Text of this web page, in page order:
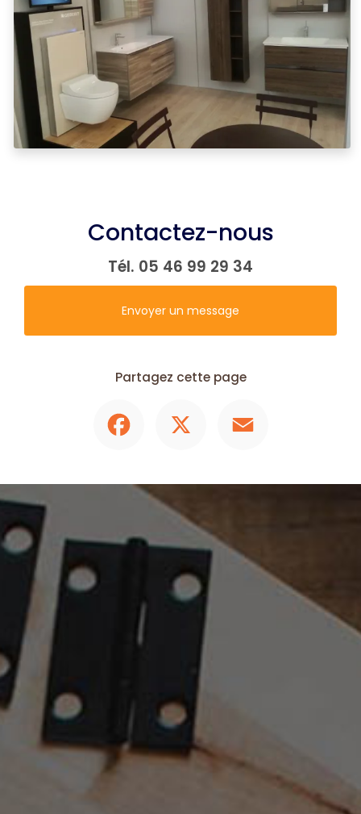
Contactez-nous
Tél. 05 46 99 29 34
Envoyer un message
Partagez cette page